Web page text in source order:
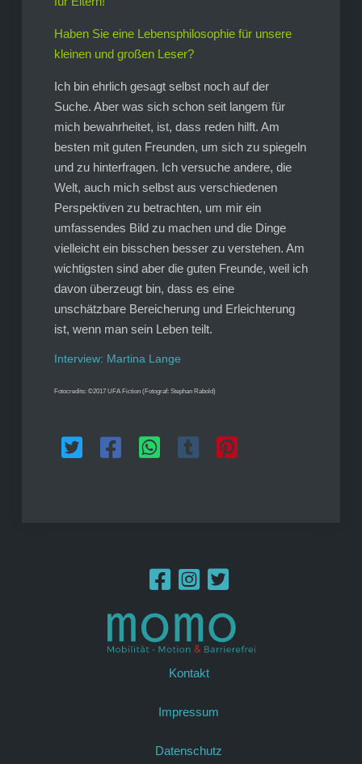
Haben Sie eine Lebensphilosophie für unsere
kleinen und großen Leser?
Ich bin ehrlich gesagt selbst noch auf der
Suche. Aber was sich schon seit langem für
mich bewahrheitet, ist, dass reden hilft. Am
besten mit guten Freunden, um sich zu spiegeln
und zu hinterfragen. Ich versuche andere, die
Welt, auch mich selbst aus verschiedenen
Perspektiven zu betrachten, um mir ein
umfassendes Bild zu machen und die Dinge
vielleicht ein bisschen besser zu verstehen. Am
wichtigsten sind aber die guten Freunde, weil ich
davon überzeugt bin, dass es eine
unschätzbare Bereicherung und Erleichterung
ist, wenn man sein Leben teilt.
Interview: Martina Lange
Fotocredits: ©2017 UFA Fiction (Fotograf: Stephan Rabold)
Kontakt
Impressum
Datenschutz